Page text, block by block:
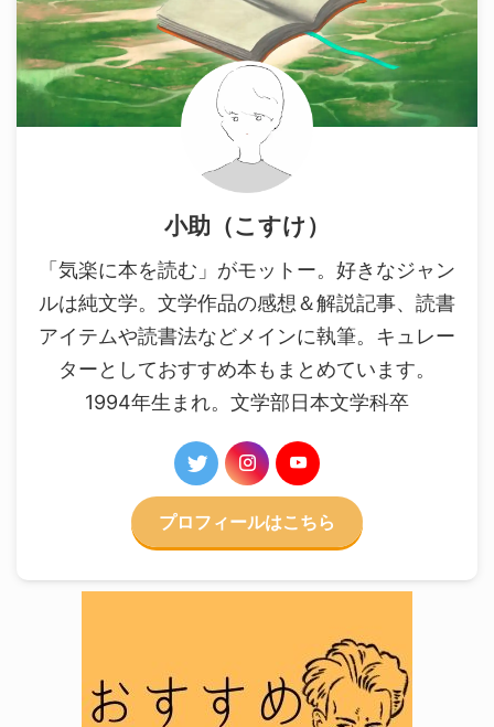
小助（こすけ）
「気楽に本を読む」がモットー。好きなジャン
ルは純文学。文学作品の感想＆解説記事、読書
アイテムや読書法などメインに執筆。キュレー
ターとしておすすめ本もまとめています。
1994年生まれ。文学部日本文学科卒
プロフィールはこちら